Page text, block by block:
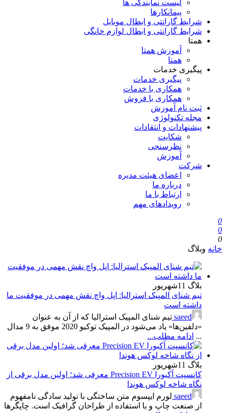
لیست نمایندگی ها
پیمانکارها
شرایط گارانتی و ابطال موبایل
شرایط گارانتی و ابطال لوازم خانگی
همتا
آموزش همتا
همتا
پیگیری خدمات
پیگیری خدمات
همکاری با خدمات
همکاری با فروش
ثبت نام آموزش
مجله تکنولوژی
پیشنهادات و انتقادات
شکایت
نظرسنجی
آموزش
شرکت
اعضای هیئت مدیره
درباره ما
ارتباط با ما
رویدادهای مهم
0
0
0
خانه وبلاگ
بلاگ 11شهریور
تیم شنای المپیک استرالیا: اپل واچ نقش مهمی در موفقیت ما
داشته است
saeed تیم شنای المپیک استرالیا که از آن به عنوان
«دلفین‌ها» یاد می‌شود در المپیک توکیو 2020 موفق به 9 مدال
... ادامه مطلب...
بلاگ 11شهریور
کانسپت آکیورا Precision EV معرفی شد؛ اولین مدل برقی از
نگاه شاخه لوکس هوندا
saeed لورم ایپسوم متن ساختگی با تولید سادگی نامفهوم
از صنعت چاپ و با استفاده از طراحان گرافیک است. چاپگرها